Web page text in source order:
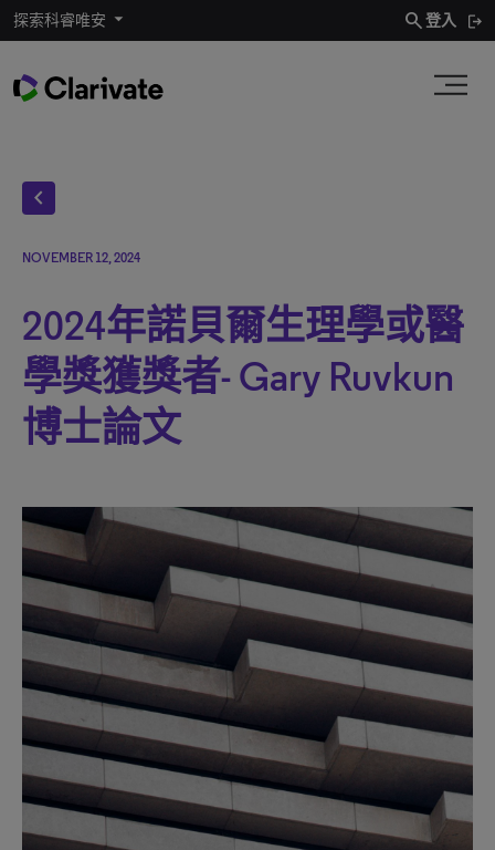
探索科睿唯安 search登入
chevron_left
NOVEMBER 12, 2024
2024年諾貝爾生理學或醫
學獎獲獎者- Gary Ruvkun
博士論文